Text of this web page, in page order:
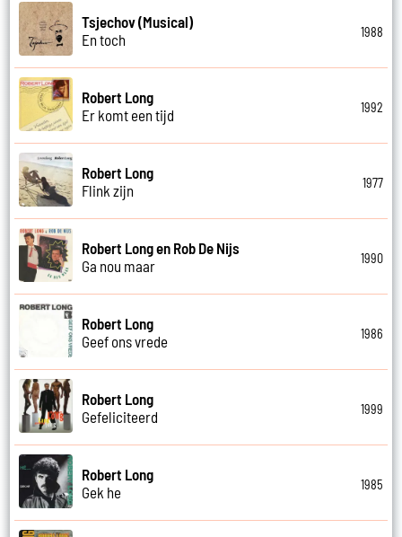
Tsjechov (Musical)
En toch
1988
Robert Long
Er komt een tijd
1992
Robert Long
Flink zijn
1977
Robert Long en Rob De Nijs
Ga nou maar
1990
Robert Long
Geef ons vrede
1986
Robert Long
Gefeliciteerd
1999
Robert Long
Gek he
1985